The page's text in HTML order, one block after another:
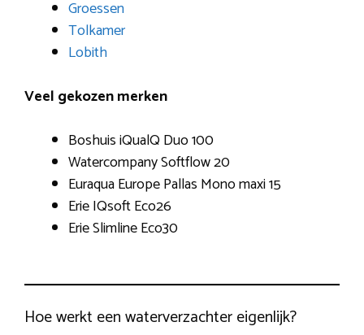
Groessen
Tolkamer
Lobith
Veel gekozen merken
Boshuis iQualQ Duo 100
Watercompany Softflow 20
Euraqua Europe Pallas Mono maxi 15
Erie IQsoft Eco26
Erie Slimline Eco30
Hoe werkt een waterverzachter eigenlijk?